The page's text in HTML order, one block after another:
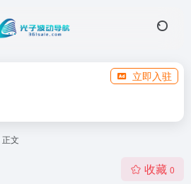
立即入驻
正文
收藏 0